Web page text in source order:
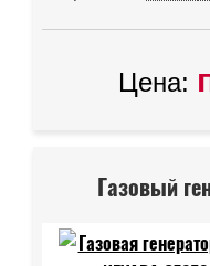
Цена:
Газовый